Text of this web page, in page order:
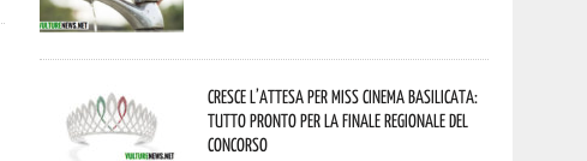
Cresce l’attesa per Miss Cinema Basilicata:
tutto pronto per la finale regionale del
concorso